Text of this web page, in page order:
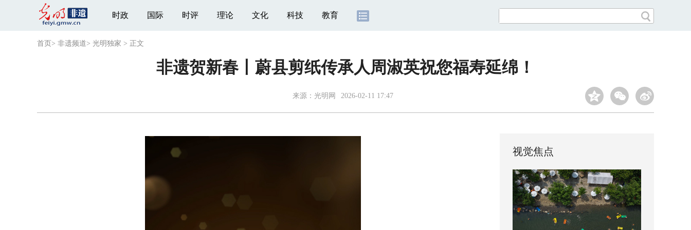
时政 国际 时评 理论 文化 科技 教育
首页 > 非遗频道> 光明独家 > 正文
非遗贺新春丨蔚县剪纸传承人周淑英祝您福寿延绵！
来源： 光明网 2026-02-11 17:47
视觉焦点